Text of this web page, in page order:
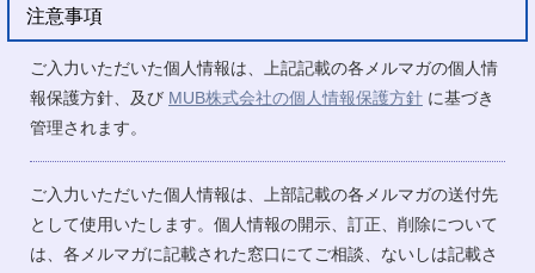
注意事項
ご入力いただいた個人情報は、上記記載の各メルマガの個人情
報保護方針、及び MUB株式会社の個人情報保護方針 に基づき
管理されます。
ご入力いただいた個人情報は、上部記載の各メルマガの送付先
として使用いたします。個人情報の開示、訂正、削除について
は、各メルマガに記載された窓口にてご相談、ないしは記載さ